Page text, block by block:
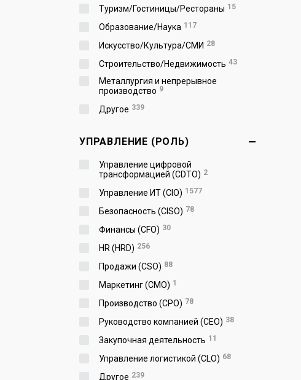
Туризм/Гостиницы/Рестораны 15
Образование/Наука 117
Искусство/Культура/СМИ 28
Строительство/Недвижимость 43
Металлургия и непрерывное
производство 9
Другое 339
УПРАВЛЕНИЕ (РОЛЬ)
Управление цифровой
трансформацией (CDTO) 2
Управление ИТ (CIO) 1577
Безопасность (CISO) 78
Финансы (CFO) 30
HR (HRD) 256
Продажи (CSO) 88
Маркетинг (CMO) 1
Производство (СPO) 78
Руководство компанией (CEO) 38
Закупочная деятельность 11
Управление логистикой (CLO) 68
Другое 239